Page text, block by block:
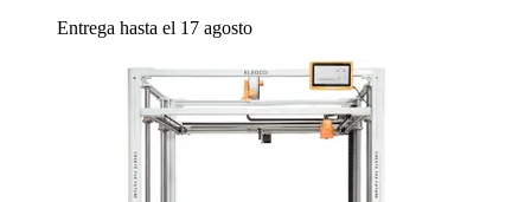
Entrega hasta el 17 agosto